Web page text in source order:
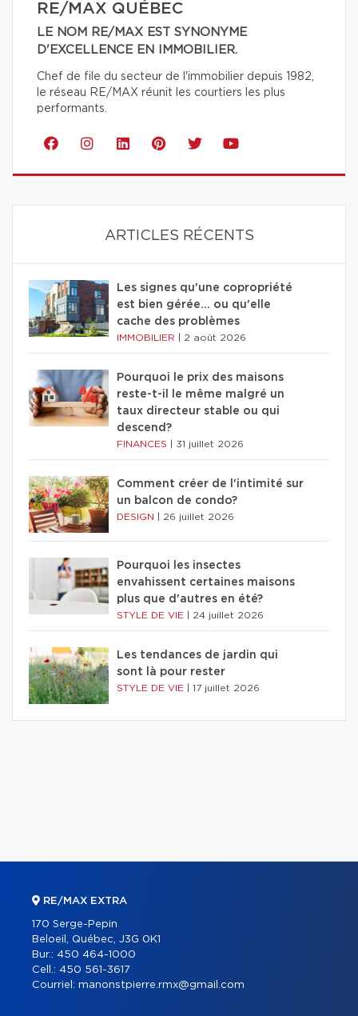
RE/MAX QUÉBEC
LE NOM RE/MAX EST SYNONYME
D'EXCELLENCE EN IMMOBILIER.
Chef de file du secteur de l'immobilier depuis 1982,
le réseau RE/MAX réunit les courtiers les plus
performants.
ARTICLES RÉCENTS
Les signes qu'une copropriété
est bien gérée… ou qu'elle
cache des problèmes
IMMOBILIER 2 août 2026
Pourquoi le prix des maisons
reste-t-il le même malgré un
taux directeur stable ou qui
descend?
FINANCES 31 juillet 2026
Comment créer de l'intimité sur
un balcon de condo?
DESIGN 26 juillet 2026
Pourquoi les insectes
envahissent certaines maisons
plus que d'autres en été?
STYLE DE VIE 24 juillet 2026
Les tendances de jardin qui
sont là pour rester
STYLE DE VIE 17 juillet 2026
RE/MAX EXTRA
170 Serge-Pepin
Beloeil, Québec, J3G 0K1
Bur.: 450 464-1000
Cell.: 450 561-3617
Courriel: manonstpierre.rmx@gmail.com